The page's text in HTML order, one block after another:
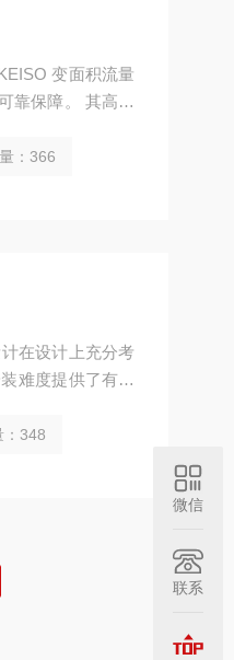
变面积流量
靠保障。​ 其高灵
时，浮子能够迅
：366
在设计上充分考
难度提供了有力
其在空间狭窄的
：348
微信
联系